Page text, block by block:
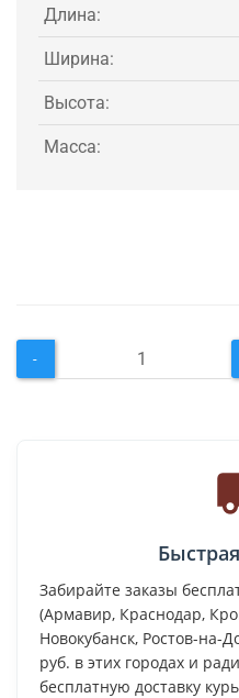
Длина:
Ширина:
Высота:
Масса:
-
Забирайте заказы
(Армавир, Краснодар,
Новокубанск, Ростов-на-
руб. в этих городах и
бесплатную доставку